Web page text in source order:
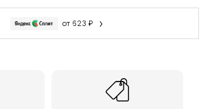
от 623 ₽ ›